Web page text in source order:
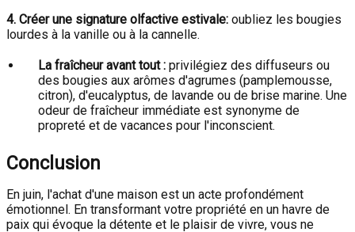
4. Créer une signature olfactive estivale: oubliez les bougies
lourdes à la vanille ou à la cannelle.
La fraîcheur avant tout : privilégiez des diffuseurs ou
des bougies aux arômes d'agrumes (pamplemousse,
citron), d'eucalyptus, de lavande ou de brise marine. Une
odeur de fraîcheur immédiate est synonyme de
propreté et de vacances pour l'inconscient.
Conclusion
En juin, l'achat d'une maison est un acte profondément
émotionnel. En transformant votre propriété en un havre de
paix qui évoque la détente et le plaisir de vivre, vous ne